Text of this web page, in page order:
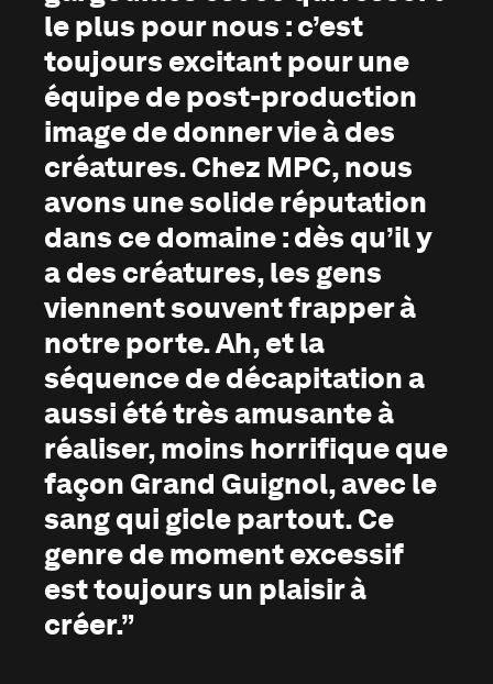
le plus pour nous : c’est
toujours excitant pour une
équipe de post-production
image de donner vie à des
créatures. Chez MPC, nous
avons une solide réputation
dans ce domaine : dès qu’il y
a des créatures, les gens
viennent souvent frapper à
notre porte. Ah, et la
séquence de décapitation a
aussi été très amusante à
réaliser, moins horrifique que
façon Grand Guignol, avec le
sang qui gicle partout. Ce
genre de moment excessif
est toujours un plaisir à
créer.”